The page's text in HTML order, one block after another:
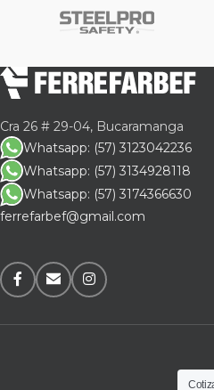
Cra 26 # 29-04, Bucaramanga
Whatsapp: (57) 3123042236
Whatsapp: (57) 3134928118
Whatsapp: (57) 3174366630
ferrefarbef@gmail.com